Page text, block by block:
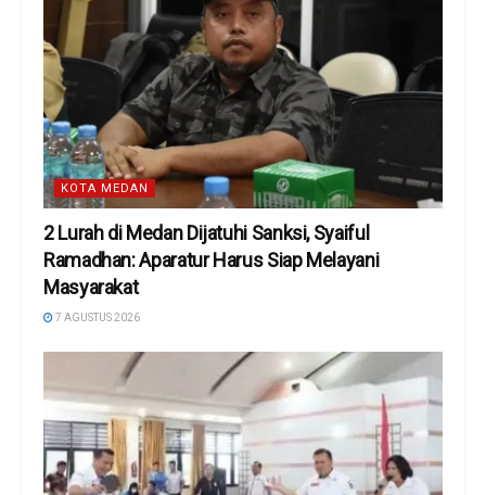
KOTA MEDAN
2 Lurah di Medan Dijatuhi Sanksi, Syaiful
Ramadhan: Aparatur Harus Siap Melayani
Masyarakat
7 AGUSTUS 2026